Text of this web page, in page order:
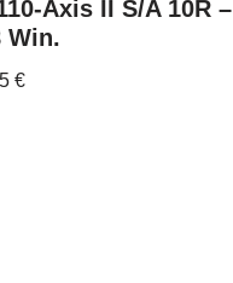
Axis II S/A 10R –
Win.
€